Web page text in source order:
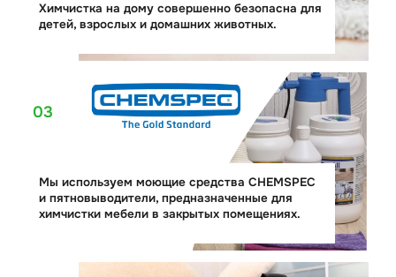
Химчистка на дому совершенно безопасна для
детей, взрослых и домашних животных.
03
Мы используем моющие средства CHEMSPEC
и пятновыводители, предназначенные для
химчистки мебели в закрытых помещениях.